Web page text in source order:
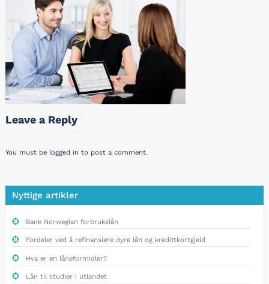
Leave a Reply
You must be logged in to post a comment.
Nyttige artikler
Bank Norwegian forbrukslån
Fordeler ved å refinansiere dyre lån og kredittkortgjeld
Hva er en låneformidler?
Lån til studier i utlandet